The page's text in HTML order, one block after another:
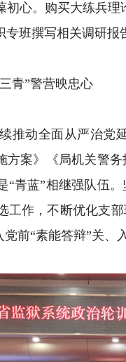
心。购买大练兵
班撰写相关调研
青”警营映忠心
动全面从严治党
方案》《局机关警
“青蓝”相继强队伍
作，不断优化支
前“素能答辩”关、